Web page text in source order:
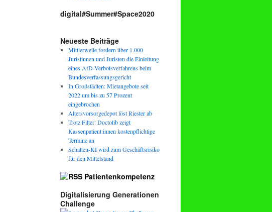
digital#Summer#Space2020
Neueste Beiträge
Mittlerweile fordern über 1.000
Juristinnen und Juristen die Einleitung
eines AfD-Verbotsverfahrens beim
Bundesverfassungsgericht
In Großstädten: Mietangebote seit
2022 um bis zu 57 Prozent
eingebrochen
Altersvorsorgedepot löst Riester ab
Trotz Filter: Doctolib zeigt
Kassenpatient:innen kostenpflichtige
Termine an
Schatten-KI wird zum Geschäftsrisiko
für den Mittelstand
Patientenkompetenz
Digitalisierung Generationen
Challenge